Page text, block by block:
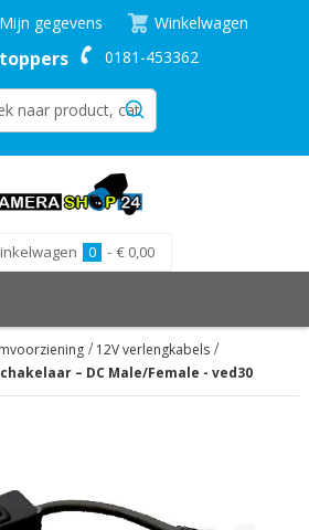
Mijn gegevens Winkelwagen
0181-453362
0 - € 0,00
12V verlengkabels
– DC Male/Female - ved30